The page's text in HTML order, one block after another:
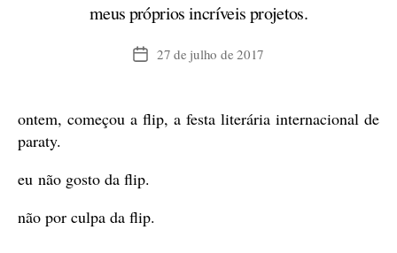
meus próprios incríveis projetos.
Data27 de julho de 2017
ontem, começou a flip, a festa literária internacional de
paraty.
eu não gosto da flip.
não por culpa da flip.